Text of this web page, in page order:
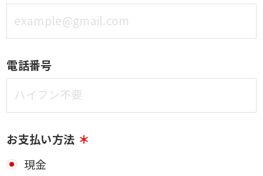
電話番号
お支払い方法
現金